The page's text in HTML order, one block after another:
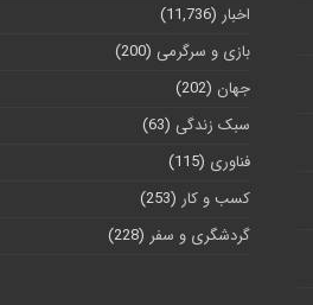
اخبار (11,736)
بازی و سرگرمی (200)
جهان (202)
سبک زندگی (63)
فناوری (115)
کسب و کار (253)
گردشگری و سفر (228)